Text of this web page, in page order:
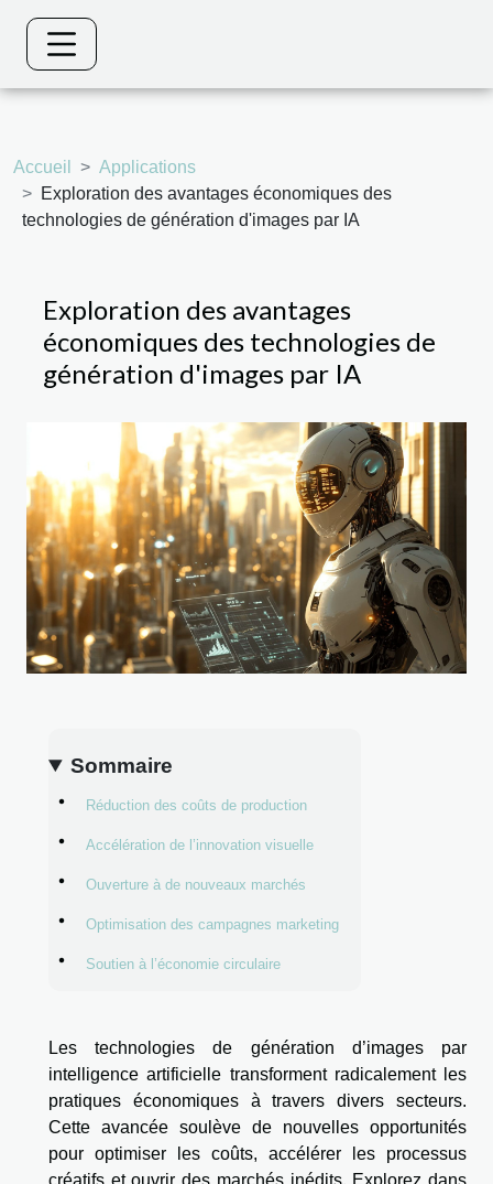
Accueil
Applications
Exploration des avantages économiques des
technologies de génération d'images par IA
Exploration des avantages
économiques des technologies de
génération d'images par IA
Sommaire
Réduction des coûts de production
Accélération de l’innovation visuelle
Ouverture à de nouveaux marchés
Optimisation des campagnes marketing
Soutien à l’économie circulaire
Les technologies de génération d’images par
intelligence artificielle transforment radicalement les
pratiques économiques à travers divers secteurs.
Cette avancée soulève de nouvelles opportunités
pour optimiser les coûts, accélérer les processus
créatifs et ouvrir des marchés inédits. Explorez dans